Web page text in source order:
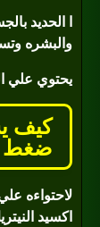
ا الحديد
والبشره
يحتوي علي
كيف
ضغط
لاحتواءه
اكسيد